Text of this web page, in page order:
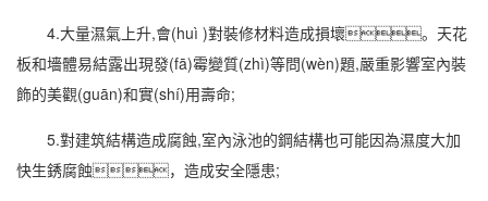
4.大量濕氣 上升,會(huì )對裝修材料造成損壞。天花
板和墻體易結露出現發(fā)霉變質(zhì)等問(wèn)題,嚴重影響室內裝
飾的美觀(guān)和實(shí)用壽命;
5.對建筑結構造成腐蝕,室內泳池的鋼結構也可能因為濕度大加
快生銹腐蝕，造成安全隱患;